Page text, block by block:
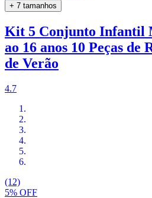
+ 7 tamanhos
Kit 5 Conjunto Infantil
ao 16 anos 10 Peças de
de Verão
4.7
(12)
5% OFF